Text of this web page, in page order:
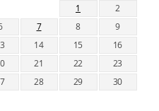
1
2
7 8
9
14 15
16
21 22
23
28 29
30